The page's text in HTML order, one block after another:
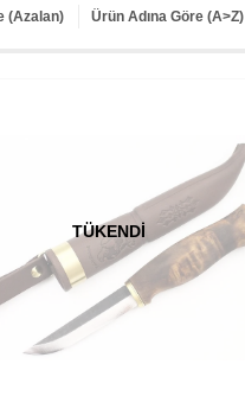
(Azalan) Ürün Adına Göre (A>Z)
TÜKENDI